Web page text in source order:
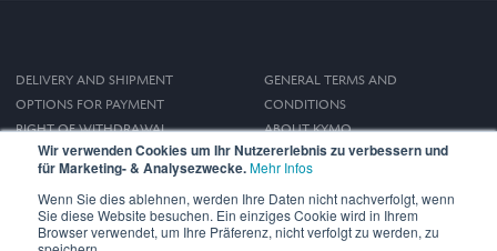
Wir verwenden Cookies um Ihr Nutzererlebnis zu verbessern und
für Marketing- & Analysezwecke.Mehr Infos
Wenn Sie dies ablehnen, werden Ihre Daten nicht nachverfolgt, wenn
Sie diese Website besuchen. Ein einziges Cookie wird in Ihrem
Browser verwendet, um Ihre Präferenz, nicht verfolgt zu werden, zu
DELIVERY AND SHIPMENT
OPTIONS FOR PAYMENT
RIGHT OF WITHDRAWAL
GENERAL TERMS AND
CONDITIONS
ABOUT KYMO
IMPRINT
PRIVACY POLICY